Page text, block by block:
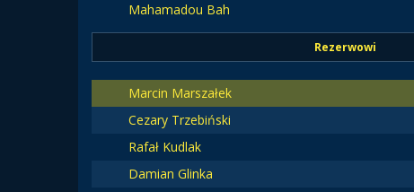
Mahamadou Bah
Rezerwowi
Marcin Marszałek
Cezary Trzebiński
Rafał Kudlak
Damian Glinka